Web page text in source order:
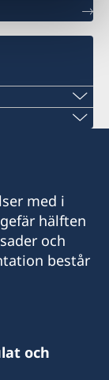
i Tartu
juli.
med i
hälften
och
består
och